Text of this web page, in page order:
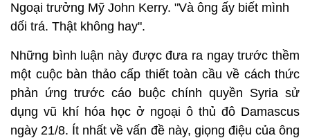
Ngoại trưởng Mỹ John Kerry. "Và ông ấy biết mình
dối trá. Thật không hay".
Những bình luận này được đưa ra ngay trước thềm
một cuộc bàn thảo cấp thiết toàn cầu về cách thức
phản ứng trước cáo buộc chính quyền Syria sử
dụng vũ khí hóa học ở ngoại ô thủ đô Damascus
ngày 21/8. Ít nhất về vấn đề này, giọng điệu của ông